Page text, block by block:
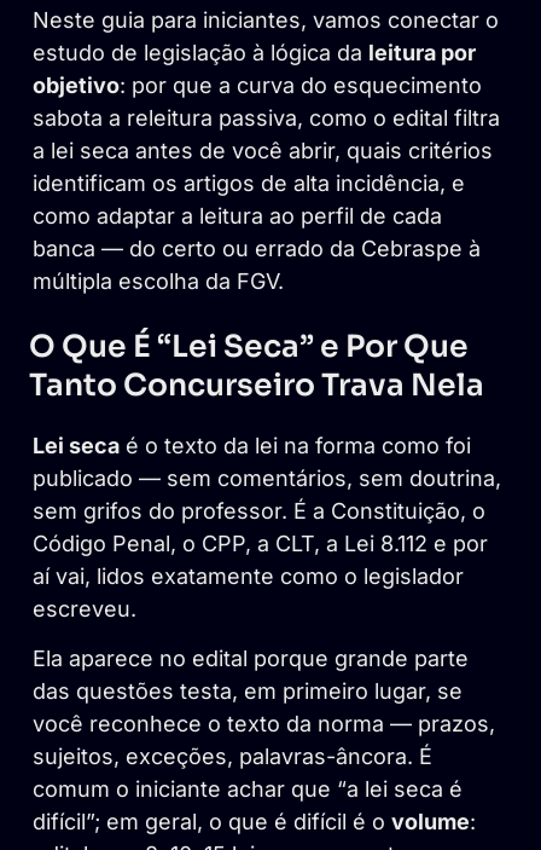
Neste guia para iniciantes, vamos conectar o
estudo de legislação à lógica da leitura por
objetivo: por que a curva do esquecimento
sabota a releitura passiva, como o edital filtra
a lei seca antes de você abrir, quais critérios
identificam os artigos de alta incidência, e
como adaptar a leitura ao perfil de cada
banca — do certo ou errado da Cebraspe à
múltipla escolha da FGV.
O Que É “Lei Seca” e Por Que
Tanto Concurseiro Trava Nela
Lei seca é o texto da lei na forma como foi
publicado — sem comentários, sem doutrina,
sem grifos do professor. É a Constituição, o
Código Penal, o CPP, a CLT, a Lei 8.112 e por
aí vai, lidos exatamente como o legislador
escreveu.
Ela aparece no edital porque grande parte
das questões testa, em primeiro lugar, se
você reconhece o texto da norma — prazos,
sujeitos, exceções, palavras-âncora. É
comum o iniciante achar que “a lei seca é
difícil”; em geral, o que é difícil é o volume: